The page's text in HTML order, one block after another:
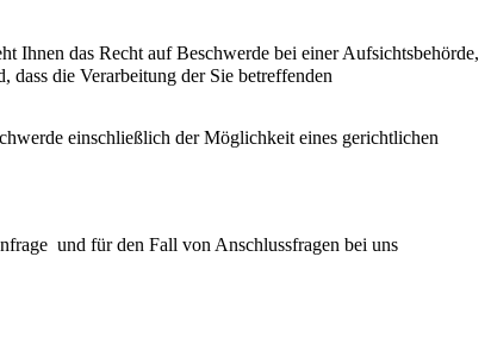
Ihnen das Recht auf Beschwerde bei einer Aufsichtsbehörde,
dass die Verarbeitung der Sie betreffenden
einschließlich der Möglichkeit eines gerichtlichen
und für den Fall von Anschlussfragen bei uns